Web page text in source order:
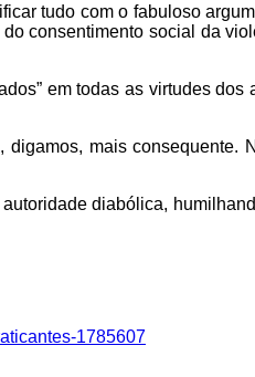
tudo com o fabuloso
consentimento social da
em todas as virtudes
mais consequente.
diabólica,
1785607